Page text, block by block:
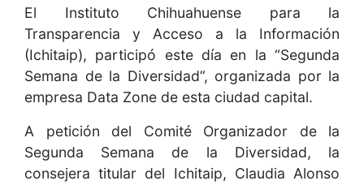
El Instituto Chihuahuense para la
Transparencia y Acceso a la Información
(Ichitaip), participó este día en la “Segunda
Semana de la Diversidad”, organizada por la
empresa Data Zone de esta ciudad capital.
A petición del Comité Organizador de la
Segunda Semana de la Diversidad, la
consejera titular del Ichitaip, Claudia Alonso